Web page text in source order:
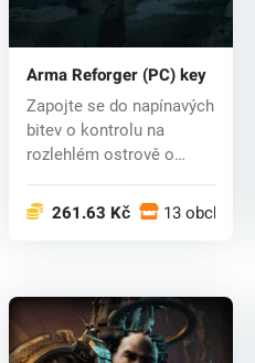
Arma Reforger (PC) key
Zapojte se do napínavých
bitev o kontrolu na
rozlehlém ostrově o
261.63 Kč 13 obchodech